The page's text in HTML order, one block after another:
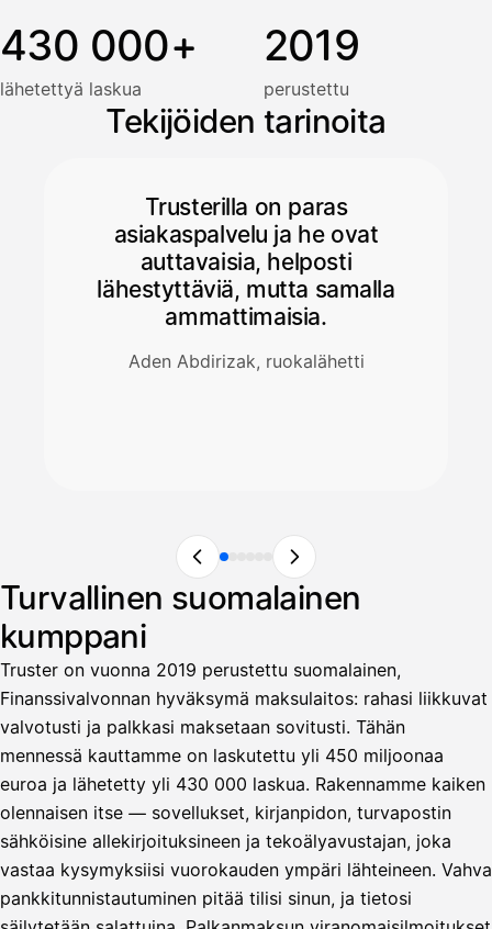
430 000+
lähetettyä laskua
2019
perustettu
Tekijöiden tarinoita
Trusterilla on paras
asiakaspalvelu ja he ovat
auttavaisia, helposti
lähestyttäviä, mutta samalla
ammattimaisia.
Aden Abdirizak, ruokalähetti
Turvallinen suomalainen
kumppani
Truster on vuonna 2019 perustettu suomalainen,
Finanssivalvonnan hyväksymä maksulaitos: rahasi liikkuvat
valvotusti ja palkkasi maksetaan sovitusti. Tähän
mennessä kauttamme on laskutettu yli 450 miljoonaa
euroa ja lähetetty yli 430 000 laskua. Rakennamme kaiken
olennaisen itse — sovellukset, kirjanpidon, turvapostin
sähköisine allekirjoituksineen ja tekoälyavustajan, joka
vastaa kysymyksiisi vuorokauden ympäri lähteineen. Vahva
pankkitunnistautuminen pitää tilisi sinun, ja tietosi